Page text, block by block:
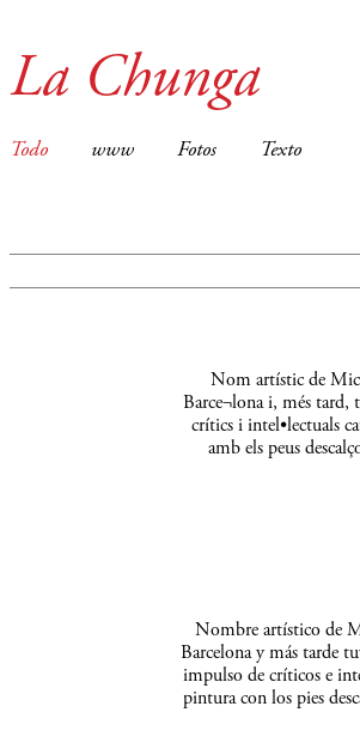
La Chunga
Todo www Fotos Texto
Nom artístic de
Barce¬lona i, més tard,
crítics i intel•lectuals
amb els peus
Nombre artístico de
Barcelona y más tarde
impulso de críticos e
pintura con los pies